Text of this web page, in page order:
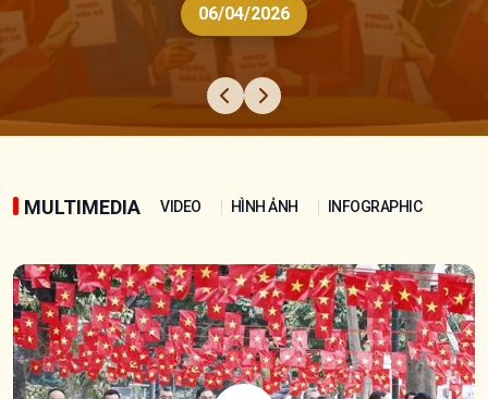
06/04/2026
MULTIMEDIA VIDEO HÌNH ẢNH INFOGRAPHIC